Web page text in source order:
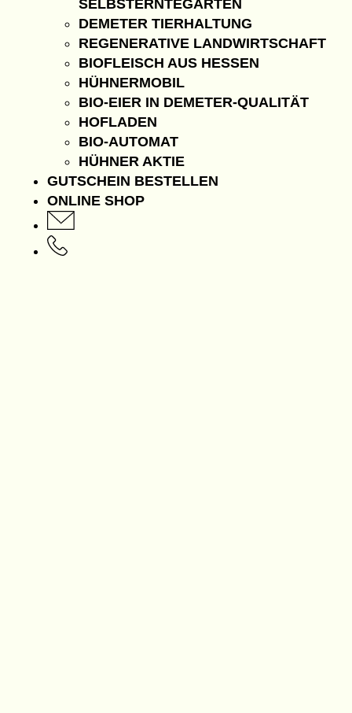
SELBSTERNTEGARTEN
DEMETER TIERHALTUNG
REGENERATIVE LANDWIRTSCHAFT
BIOFLEISCH AUS HESSEN
HÜHNERMOBIL
BIO-EIER IN DEMETER-QUALITÄT
HOFLADEN
BIO-AUTOMAT
HÜHNER AKTIE
GUTSCHEIN BESTELLEN
ONLINE SHOP